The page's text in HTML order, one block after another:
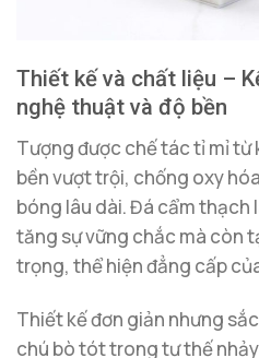
Thiết kế và chất liệu –
nghệ thuật và độ bền
Tượng được chế tác tỉ mỉ từ
bền vượt trội, chống oxy
bóng lâu dài. Đá cẩm thạch
tăng sự vững chắc mà còn
trọng, thể hiện đẳng cấp
Thiết kế đơn giản nhưng
chú bò tót trong tư thế